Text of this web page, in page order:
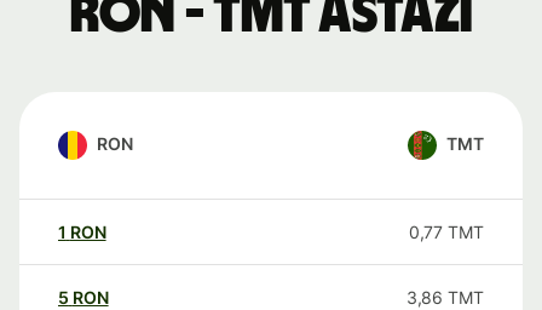
RON - TMT astăzi
RON TMT
1 RON 0,77 TMT
5 RON 3,86 TMT